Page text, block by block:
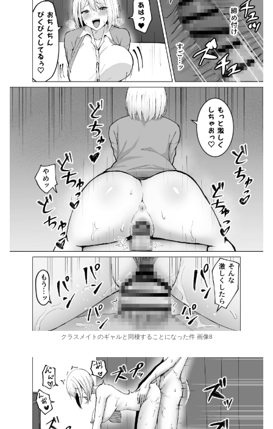
クラスメイトのギャルと同棲することになった件 画像8